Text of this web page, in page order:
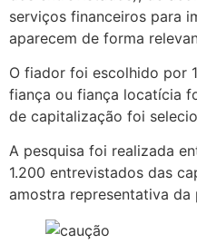
serviços financeiros para
aparecem de forma
O fiador foi escolhido por
fiança ou fiança locatícia
de capitalização foi
A pesquisa foi realizada
1.200 entrevistados das
amostra representativa da